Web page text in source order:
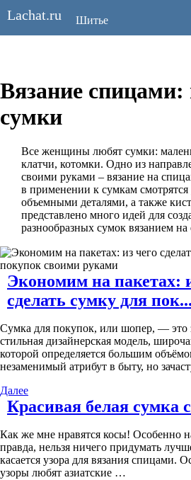
Lachat.ru Шитье
Вязание спицами
Рукоделие
Праздничное
Дизайн
Реклама
Контакты
Вязание спицами:
сумки
Все женщины любят сумки:
клатчи, котомки. Одно из
своими руками – вязание на
в применении к сумкам
объемными деталями, а также
представлено много идей для
разнообразных сумок вязанием на
Экономим на пакетах:
сделать сумку для пок...
Сумка для покупок, или шопер, — это
стильная дизайнерская модель,
которой определяется большим
незаменимый атрибут в быту, но
Далее
Красивая белая сумка
Как же мне нравятся косы! Особенно
правда, нельзя ничего придумать
касается узора для вязания спицами.
узоры любят азиатские …